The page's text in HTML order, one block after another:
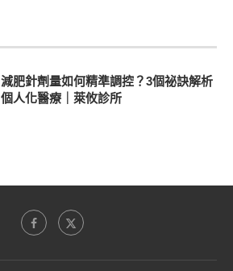
減肥針劑量如何精準調控？3個祕訣解析
個人化醫療｜萊攸診所